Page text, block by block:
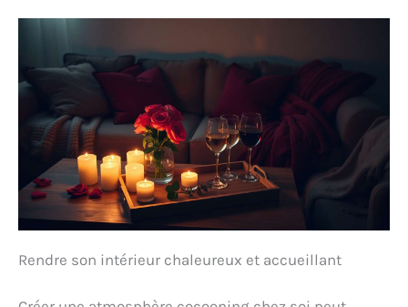
Rendre son intérieur chaleureux et accueillant